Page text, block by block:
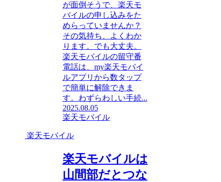
が面倒そうで、楽天モ
バイルの申し込みをた
めらっていませんか？
その気持ち、よくわか
ります。でも大丈夫。
楽天モバイルの留守番
電話は、my楽天モバイ
ルアプリから数タップ
で簡単に解除できま
す。わずらわしい手続...
2025.08.05
楽天モバイル
楽天モバイル
楽天モバイルは
山間部だとつな